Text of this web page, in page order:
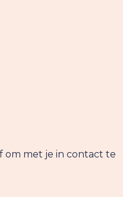
om met je in contact te